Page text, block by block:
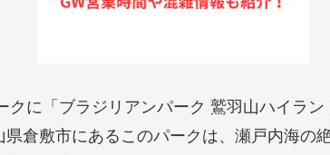
クに「ブラジリアンパーク 鷲羽山ハイラ
倉敷市にあるこのパークは、瀬戸内海の